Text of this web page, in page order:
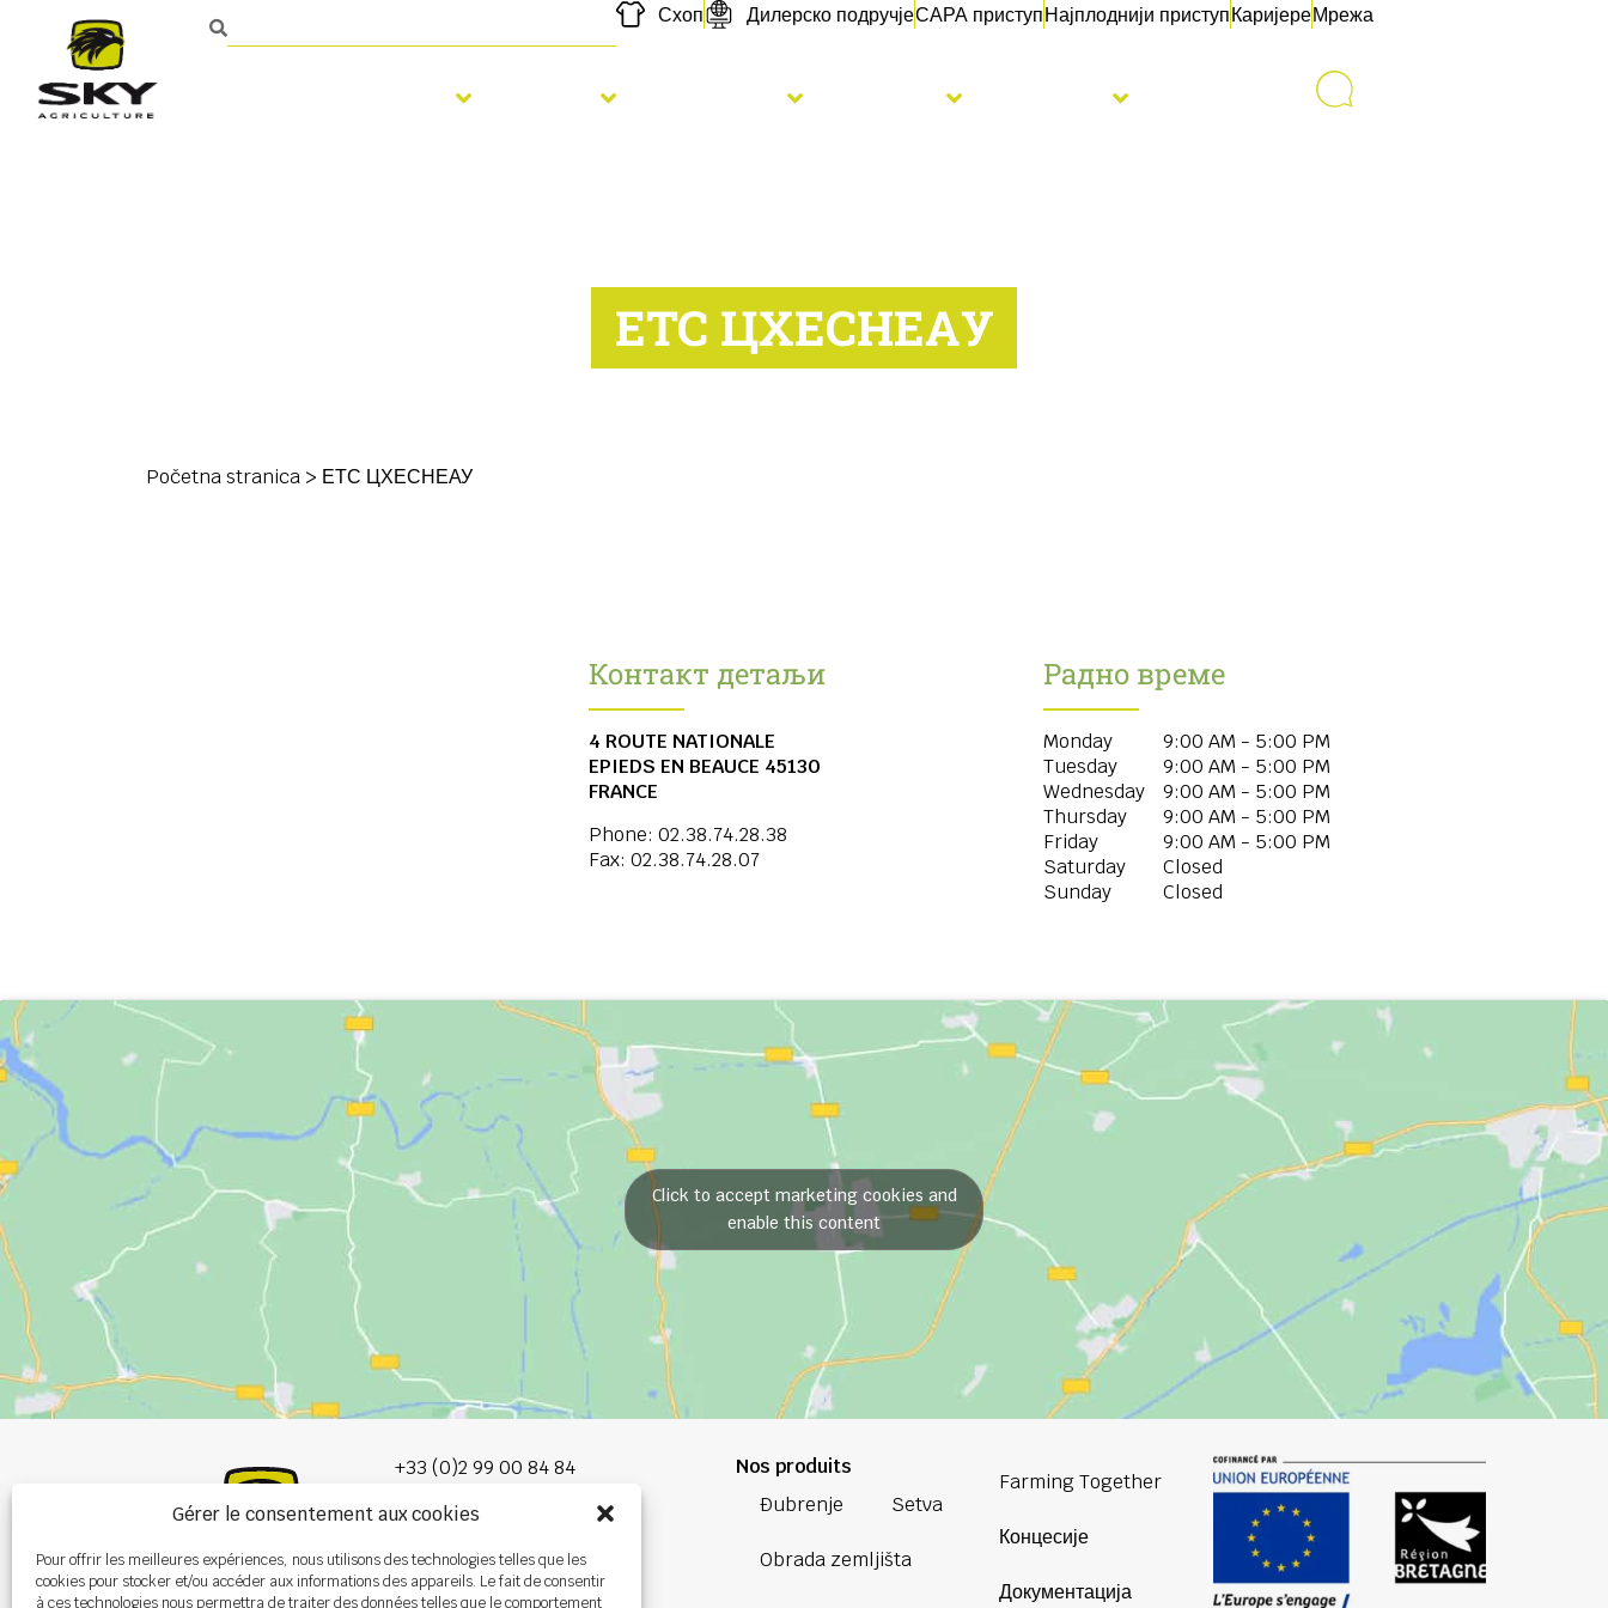
Gérer le consentement aux cookies
Pour offrir les meilleures expériences, nous utilisons des technologies telles que les
cookies pour stocker et/ou accéder aux informations des appareils. Le fait de consentir
à ces technologies nous permettra de traiter des données telles que le comportement
Схоп Дилерско подручјеСАРА приступНајплоднији приступКаријереМрежа
ЕТС ЦХЕСНЕАУ
Početna stranica > ЕТС ЦХЕСНЕАУ
Контакт детаљи
4 ROUTE NATIONALE
EPIEDS EN BEAUCE 45130
FRANCE
Phone: 02.38.74.28.38
Fax: 02.38.74.28.07
Радно време
Monday
9:00 AM - 5:00 PM
Tuesday
9:00 AM - 5:00 PM
Wednesday
9:00 AM - 5:00 PM
Thursday
9:00 AM - 5:00 PM
Friday
9:00 AM - 5:00 PM
Saturday
Closed
Sunday
Closed
Click to accept marketing cookies and
enable this content
+33 (0)2 99 00 84 84
info@burel-group.com
Les Portes de Bretagne
P.A. de la Gaultière,
Nos produits
Đubrenje
Setva
Obrada zemljišta
Farming Together
Концесије
Документација